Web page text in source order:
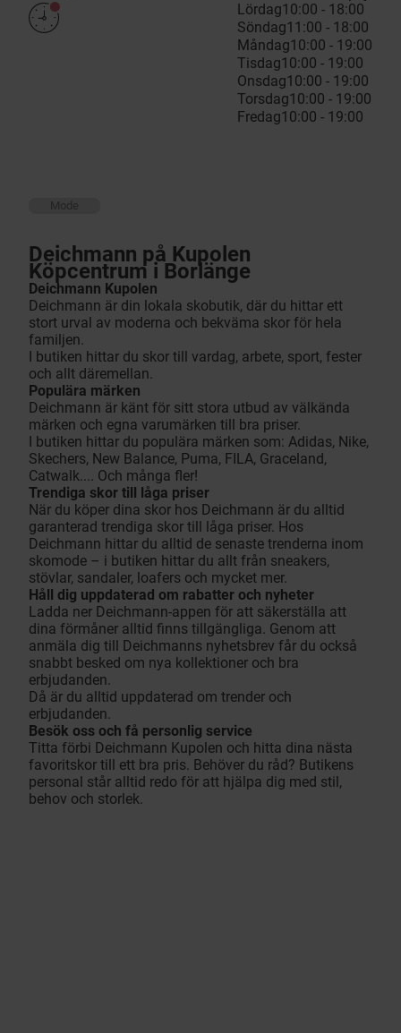
Lördag10:00 - 18:00
Söndag11:00 - 18:00
Måndag10:00 - 19:00
Tisdag10:00 - 19:00
Onsdag10:00 - 19:00
Torsdag10:00 - 19:00
Fredag10:00 - 19:00
Mode
Deichmann på Kupolen
Köpcentrum i Borlänge
Deichmann Kupolen
Deichmann är din lokala skobutik, där du hittar ett
stort urval av moderna och bekväma skor för hela
familjen.
I butiken hittar du skor till vardag, arbete, sport, fester
och allt däremellan.
Populära märken
Deichmann är känt för sitt stora utbud av välkända
märken och egna varumärken till bra priser.
I butiken hittar du populära märken som: Adidas, Nike,
Skechers, New Balance, Puma, FILA, Graceland,
Catwalk.... Och många fler!
Trendiga skor till låga priser
När du köper dina skor hos Deichmann är du alltid
garanterad trendiga skor till låga priser. Hos
Deichmann hittar du alltid de senaste trenderna inom
skomode – i butiken hittar du allt från sneakers,
stövlar, sandaler, loafers och mycket mer.
Håll dig uppdaterad om rabatter och nyheter
Ladda ner Deichmann-appen för att säkerställa att
dina förmåner alltid finns tillgängliga. Genom att
anmäla dig till Deichmanns nyhetsbrev får du också
snabbt besked om nya kollektioner och bra
erbjudanden.
Då är du alltid uppdaterad om trender och
erbjudanden.
Besök oss och få personlig service
Titta förbi Deichmann Kupolen och hitta dina nästa
favoritskor till ett bra pris. Behöver du råd? Butikens
personal står alltid redo för att hjälpa dig med stil,
behov och storlek.